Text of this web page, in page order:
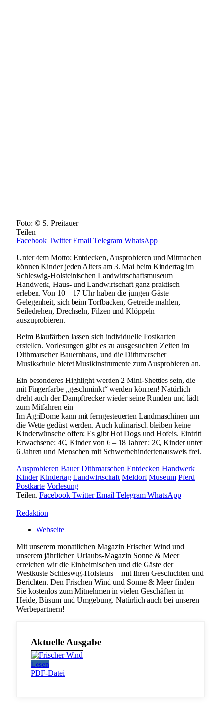
Foto: © S. Preitauer
Teilen
Facebook Twitter Email Telegram WhatsApp
Unter dem Motto: Entdecken, Ausprobieren und Mitmachen
können Kinder jeden Alters am 3. Mai beim Kindertag im
Schleswig-Holsteinischen Landwirtschaftsmuseum
Handwerk, Haus- und Landwirtschaft ganz praktisch
erleben. Von 10 – 17 Uhr haben die jungen Gäste
Gelegenheit, sich beim Torfbacken, Getreide mahlen,
Seiledrehen, Drechseln, Filzen und Klöppeln
auszuprobieren.
Beim Blaufärben lassen sich individuelle Postkarten
erstellen. Vorlesungen gibt es zu ausgesuchten Zeiten im
Dithmarscher Bauernhaus, und die Dithmarscher
Musikschule bietet Musikinstrumente zum Ausprobieren an.
Ein besonderes Highlight werden 2 Mini-Shetties sein, die
mit Fingerfarbe „geschminkt“ werden können! Natürlich
dreht auch der Dampftrecker wieder seine Runden und lädt
zum Mitfahren ein.
Im AgriDome kann mit ferngesteuerten Landmaschinen um
die Wette gedüst werden. Auch kulinarisch bleiben keine
Kinderwünsche offen: Es gibt Hot Dogs und Hofeis. Eintritt
Erwachsene: 4€, Kinder von 6 – 18 Jahren: 2€, Kinder unter
6 Jahren und Menschen mit Schwerbehindertenausweis frei.
Ausprobieren Bauer Dithmarschen Entdecken Handwerk
Kinder Kindertag Landwirtschaft Meldorf Museum Pferd
Postkarte Vorlesung
Teilen. Facebook Twitter Email Telegram WhatsApp
Redaktion
Webseite
Mit unserem monatlichen Magazin Frischer Wind und
unserem jährlichen Urlaubs-Magazin Sonne & Meer
erreichen wir die Einheimischen und die Gäste der
Westküste Schleswig-Holsteins – mit Ihren Geschichten und
Berichten. Den Frischen Wind und Sonne & Meer finden
Sie kostenlos zum Mitnehmen in vielen Geschäften in
Heide, Büsum und Umgebung. Natürlich auch bei unseren
Werbepartnern!
Aktuelle Ausgabe
Lesen
PDF-Datei